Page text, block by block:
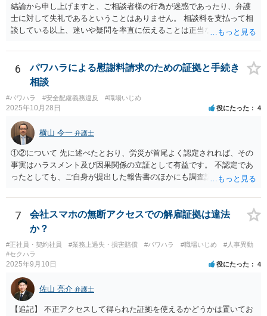
結論から申し上げますと、ご相談者様の行為が迷惑であったり、弁護
士に対して失礼であるということはありません。 相談料を支払って相
談している以上、迷いや疑問を率直に伝えることは正当な行為です。
に解決している中で個人を訴える案件は、法的・実務的にハードルが
高く、実益も乏しいと判断されやすいため、対応をためらう弁護士が
多いという事情があります。ただし、それを理由に怒鳴ったり感情的
に対応することは、適切とは言えません。 また、複数の弁護士に相談
すること自体も全く失礼ではありません。相性や考え方を見極めるた
めに意見を聞くことは、ごく自然なことです。 本件は「法的に可能
か」と「お気持ちの整理」との間で悩まれている状況と拝察します。
結果の見通しや実益を踏まえつつ、納得できる判断ができるよう、冷
静に話を聞いてくれる弁護士を選ばれることが大切だと思います。 少
しでもご参考になれば幸いです。
6
パワハラによる慰謝料請求のための証拠と手続き
相談
#パワハラ #安全配慮義務違反 #職場いじめ
2025年10月28日 役にたった 4
横山 令一 弁護士
①②について 先に述べたとおり、労災が首尾よく認定されれば、その
事実はハラスメント及び因果関係の立証として有益です。 不認定であ
ったとしても、ご自身が提出した報告書のほかにも調査記録が残ると
請をしておくことをお勧めします。 ③について 「会社への請求を行わ
ない」という文言に上司個人を含むとは解釈しえませんので、お見込
みのとおり、上司個人への影響は考えられません。
7
会社スマホの無断アクセスでの解雇証拠は違法
か？
#正社員・契約社員 #業務上過失・損害賠償 #パワハラ #職場いじめ
#人事異動
#セクハラ
2025年9月10日 役にたった 4
佐山 亮介 弁護士
【追記】 不正アクセスして得られた証拠を使えるかどうかは置いてお